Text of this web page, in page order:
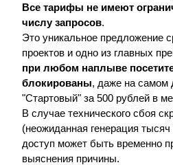
Все тарифы не имеют
числу запросов.
Это уникальное предложение
проектов и одно из главных
при любом наплыве
блокированы, даже на самом
"Стартовый" за 500 рублей в
В случае технического сбоя
(неожиданная генерация
доступ может быть временно
выяснения причины.